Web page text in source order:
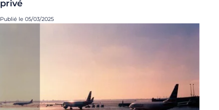
privé
Publié le 05/03/2025